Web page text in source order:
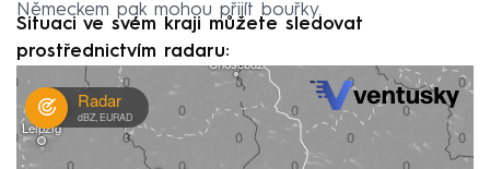
Německem pak mohou přijít bouřky.
Situaci ve svém kraji můžete sledovat
prostřednictvím radaru: